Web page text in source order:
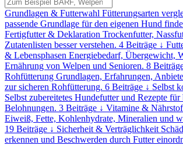
durchsuchen
Grundlagen & Futterwahl Fütterungsarten
passende Grundlage für den eigenen Hund
Fertigfutter & Deklaration Trockenfutter,
Zutatenlisten besser verstehen. 4 Beiträge ↓
& Lebensphasen Energiebedarf, Übergewicht,
Ernährung von Welpen und Senioren. 8
Rohfütterung Grundlagen, Erfahrungen,
zur sicheren Rohfütterung. 6 Beiträge ↓ Selbst
Selbst zubereitetes Hundefutter und Rezepte für
Belohnungen. 3 Beiträge ↓ Vitamine &
Eiweiß, Fette, Kohlenhydrate, Mineralien und
19 Beiträge ↓ Sicherheit & Verträglichkeit
erkennen und Beschwerden durch Futter